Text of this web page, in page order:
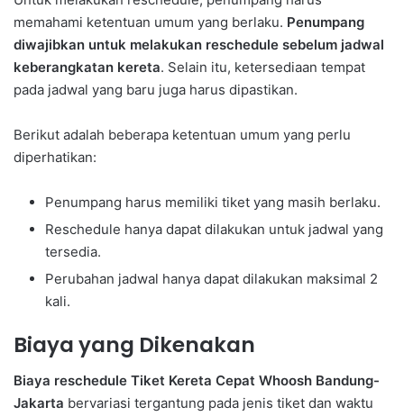
memahami ketentuan umum yang berlaku. Penumpang
diwajibkan untuk melakukan reschedule sebelum jadwal
keberangkatan kereta. Selain itu, ketersediaan tempat
pada jadwal yang baru juga harus dipastikan.
Berikut adalah beberapa ketentuan umum yang perlu
diperhatikan:
Penumpang harus memiliki tiket yang masih berlaku.
Reschedule hanya dapat dilakukan untuk jadwal yang
tersedia.
Perubahan jadwal hanya dapat dilakukan maksimal 2
kali.
Biaya yang Dikenakan
Biaya reschedule Tiket Kereta Cepat Whoosh Bandung-
Jakarta bervariasi tergantung pada jenis tiket dan waktu